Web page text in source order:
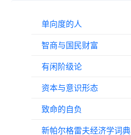
单向度的人
智商与国民财富
有闲阶级论
资本与意识形态
致命的自负
新帕尔格雷夫经济学词典